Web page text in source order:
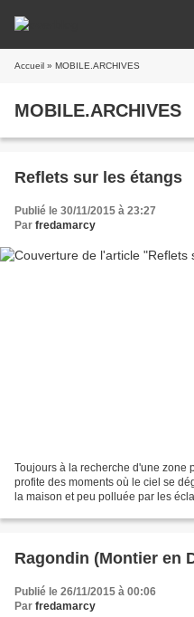
Accueil » MOBILE.ARCHIVES
MOBILE.ARCHIVES
Reflets sur les étangs
Publié le 30/11/2015 à 23:27
Par fredamarcy
Toujours à la recherche d'une zone
profite des moments où le ciel se
la maison et peu polluée par les
Ragondin (Montier en
Publié le 26/11/2015 à 00:06
Par fredamarcy